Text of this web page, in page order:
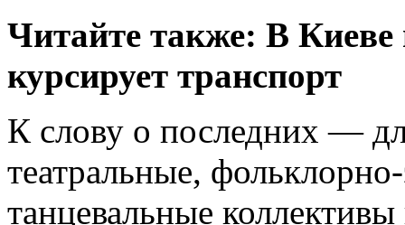
Читайте также: В
курсирует транспорт
К слову о последних —
театральные,
танцевальные